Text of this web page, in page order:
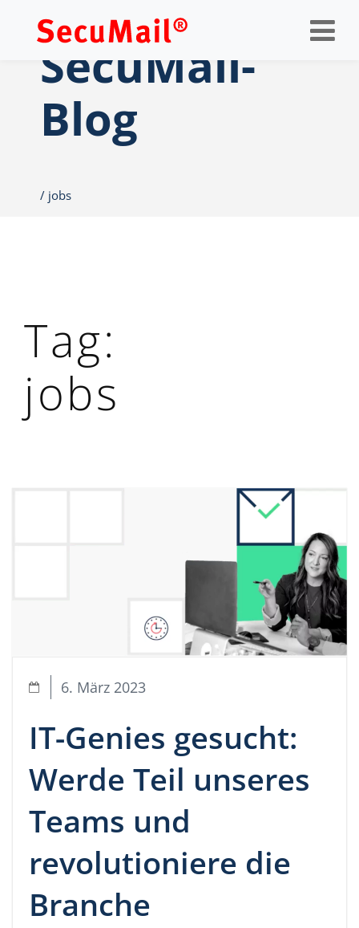
SecuMail-
Blog
jobs
Tag:
jobs
6. März 2023
IT-Genies gesucht:
Werde Teil unseres
Teams und
revolutioniere die
Branche